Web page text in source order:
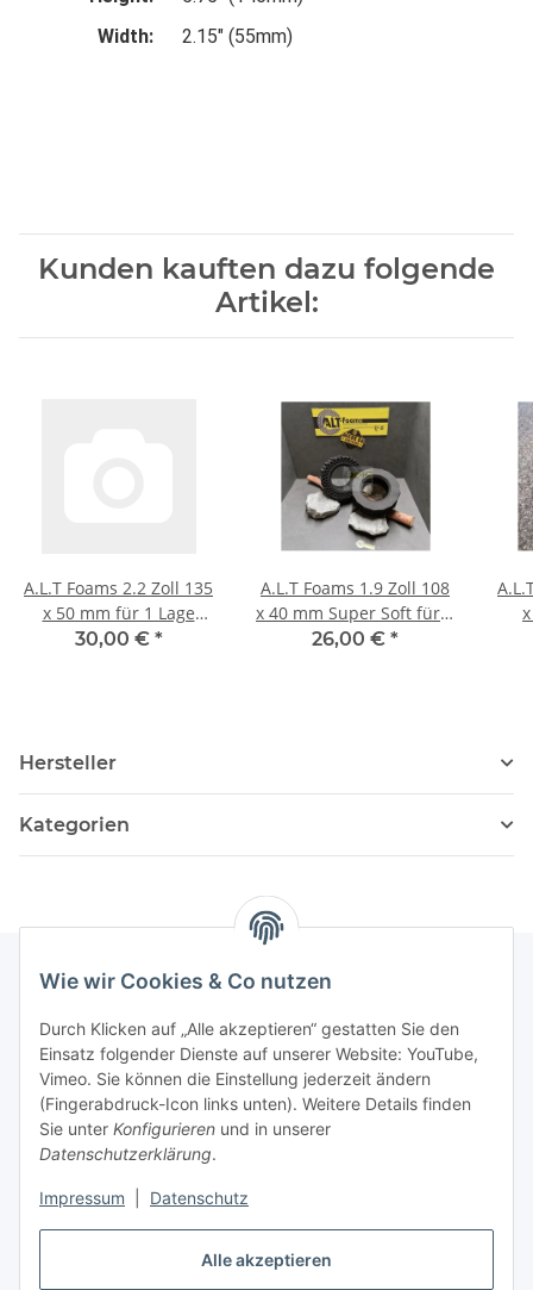
Alle akzeptieren
Wie wir Cookies & Co nutzen
Durch Klicken auf „Alle akzeptieren“ gestatten Sie den
Einsatz folgender Dienste auf unserer Website: YouTube,
Vimeo. Sie können die Einstellung jederzeit ändern
(Fingerabdruck-Icon links unten). Weitere Details finden
Sie unter Konfigurieren und in unserer
Datenschutzerklärung.
Impressum Datenschutz
Width:
2.15" (55mm)
Kunden kauften dazu folgende
Artikel:
A.L.T Foams 2.2 Zoll 135
x 50 mm für 1 Lage
Gewicht (2 Stück)
30,00 € *
A.L.T Foams 1.9 Zoll 108
x 40 mm Super Soft für 1
Lage Gewicht (2 Stück)
26,00 € *
Hersteller
Kategorien
Informationen
036204. 803903
Achtung!!!